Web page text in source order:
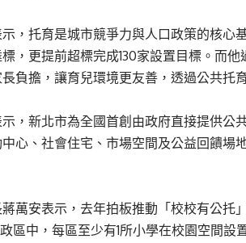
，托育是城市競爭力與人口政策的核心
，更提前超標完成130家設置目標。而
負擔，讓育兒環境更友善，透過公共托
，新北市為全國首創由政府直接提供公
心、社會住宅、市場空間及公益回饋場
萬安表示，去年拍板推動「校校有公托
區中，每區至少有1所小學在校園空間